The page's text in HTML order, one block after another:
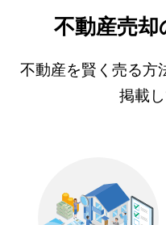
不動産売
不動産を賢く売る方
掲載し